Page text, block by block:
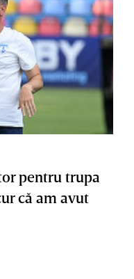
pentru trupa
că am avut